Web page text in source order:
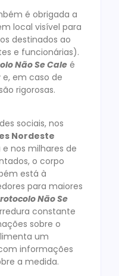
é obrigada a
local visível para
destinados ao
e funcionárias).
Não Se Caleé
e, em caso de
rigorosas.
sociais, nos
Nordeste
nos milhares de
o corpo
está à
para maiores
Não Se
constante
sobre o
um
informações
a medida.